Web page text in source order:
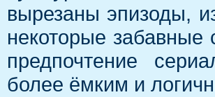
вырезаны эпизоды,
некоторые
предпочтение
более ёмким и